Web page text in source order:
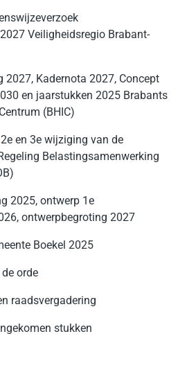
Veiligheidsregio Brabant-
2027, Kadernota 2027, Concept
en jaarstukken 2025 Brabants
(BHIC)
en 3e wijziging van de
Belastingsamenwerking
2025, ontwerp 1e
ontwerpbegroting 2027
Boekel 2025
orde
raadsvergadering
stukken